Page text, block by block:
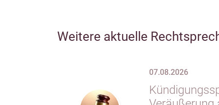
Weitere aktuelle
07.08.2026